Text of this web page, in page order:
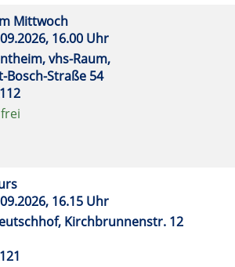
Mittwoch
16.00 Uhr
vhs-Raum,
Bosch-Straße 54
16.15 Uhr
Kirchbrunnenstr. 12